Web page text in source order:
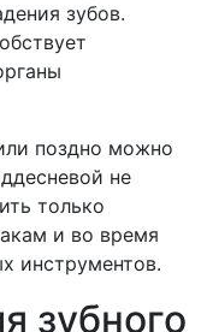
зубов.
поздно можно
не
только
и во время
инструментов.
зубного